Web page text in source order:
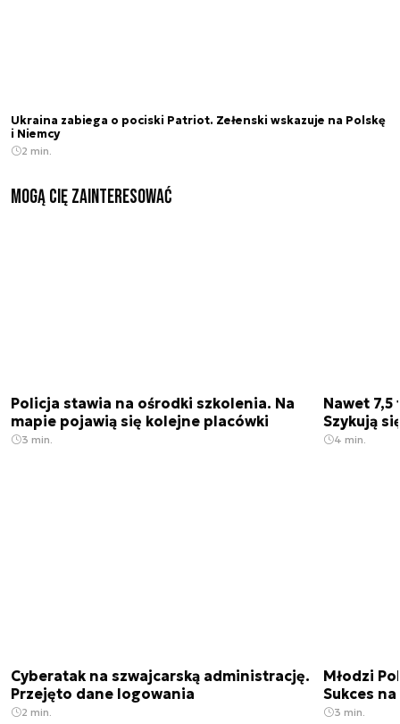
Ukraina zabiega o pociski Patriot. Zełenski wskazuje na Polskę
i Niemcy
2 min.
Mogą Cię zainteresować
Policja stawia na ośrodki szkolenia. Na
mapie pojawią się kolejne placówki
3 min.
Nawet
Szykują
4 min.
Cyberatak na szwajcarską administrację.
Przejęto dane logowania
2 min.
Młodzi
Sukces
3 min.